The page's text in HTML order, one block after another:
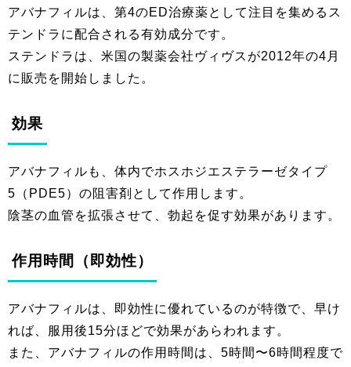
アバナフィルは、第4のED治療薬として注目を集めるス
テンドラに配合される有効成分です。
ステンドラは、米国の製薬会社ヴィヴスが2012年の4月
に販売を開始しました。
効果
アバナフィルも、体内でホスホジエステラーゼタイプ
5（PDE5）の阻害剤として作用します。
陰茎の血管を拡張させて、勃起を促す効果があります。
作用時間（即効性）
アバナフィルは、即効性に優れているのが特徴で、早け
れば、服用後15分ほどで効果があらわれます。
また、アバナフィルの作用時間は、5時間〜6時間程度で